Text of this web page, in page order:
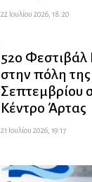
22 Ιουλίου 2026, 18:20
52ο
στην πόλη
Σεπτεμβρίου
Κέντρο Άρτας
21 Ιουλίου 2026, 19:17